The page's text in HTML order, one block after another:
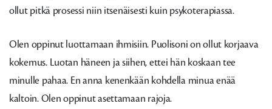
ollut pitkä prosessi niin itsenäisesti kuin psykoterapiassa.
Olen oppinut luottamaan ihmisiin. Puolisoni on ollut korjaava
kokemus. Luotan häneen ja siihen, ettei hän koskaan tee
minulle pahaa. En anna kenenkään kohdella minua enää
kaltoin. Olen oppinut asettamaan rajoja.